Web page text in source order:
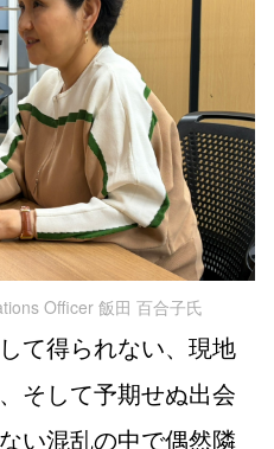
Officer 飯田 百合子氏
て得られない、現地
そして予期せぬ出会
い混乱の中で偶然隣